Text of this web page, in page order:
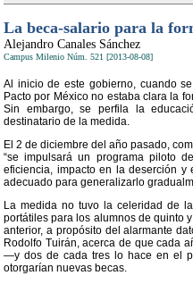
La beca-salario para la
Alejandro Canales Sánchez
Campus Milenio Núm. 521 [2013-08-08]
Al inicio de este gobierno, cuando
Pacto por México no estaba clara la
Sin embargo, se perfila la
destinatario de la medida.
El 2 de diciembre del año pasado,
“se impulsará un programa piloto
eficiencia, impacto en la deserción y
adecuado para generalizarlo
La medida no tuvo la celeridad de
portátiles para los alumnos de quinto
anterior, a propósito del alarmante
Rodolfo Tuirán, acerca de que cada
—y dos de cada tres lo hace en el
otorgarían nuevas becas.